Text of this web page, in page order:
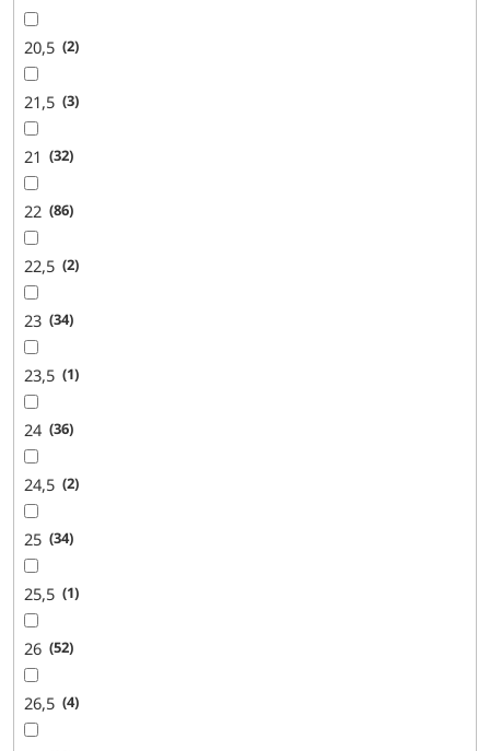
20,5 2
21,5 3
21 32
22 86
22,5 2
23 34
23,5 1
24 36
24,5 2
25 34
25,5 1
26 52
26,5 4